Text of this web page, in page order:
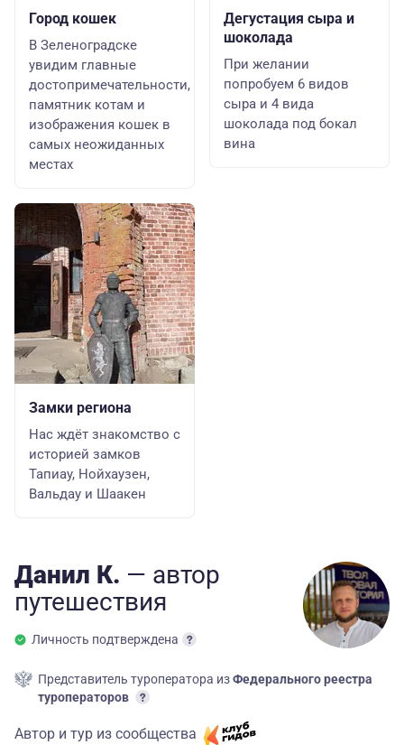
Город кошек
В Зеленоградске
увидим главные
достопримечательности,
памятник котам и
изображения кошек в
самых неожиданных
местах
Замки региона
Нас ждёт знакомство с
историей замков
Тапиау, Нойхаузен,
Вальдау и Шаакен
Дегустация сыра и
шоколада
При желании
попробуем 6 видов
сыра и 4 вида
шоколада под бокал
вина
Данил К. — автор
путешествия
Личность подтверждена
Представитель туроператора изФедерального реестра
туроператоров
Автор и тур из сообщества